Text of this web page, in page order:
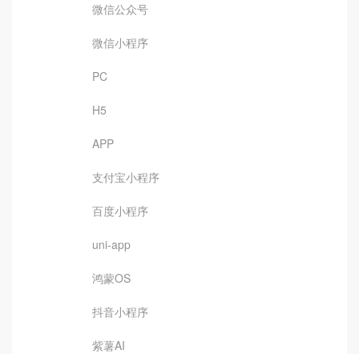
微信公众号
微信小程序
PC
H5
APP
支付宝小程序
百度小程序
uni-app
鸿蒙OS
抖音小程序
紫薯AI